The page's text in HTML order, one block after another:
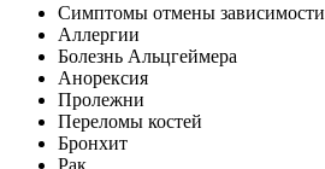
Симптомы отмены зависимости
Аллергии
Болезнь Альцгеймера
Анорексия
Пролежни
Переломы костей
Бронхит
Рак